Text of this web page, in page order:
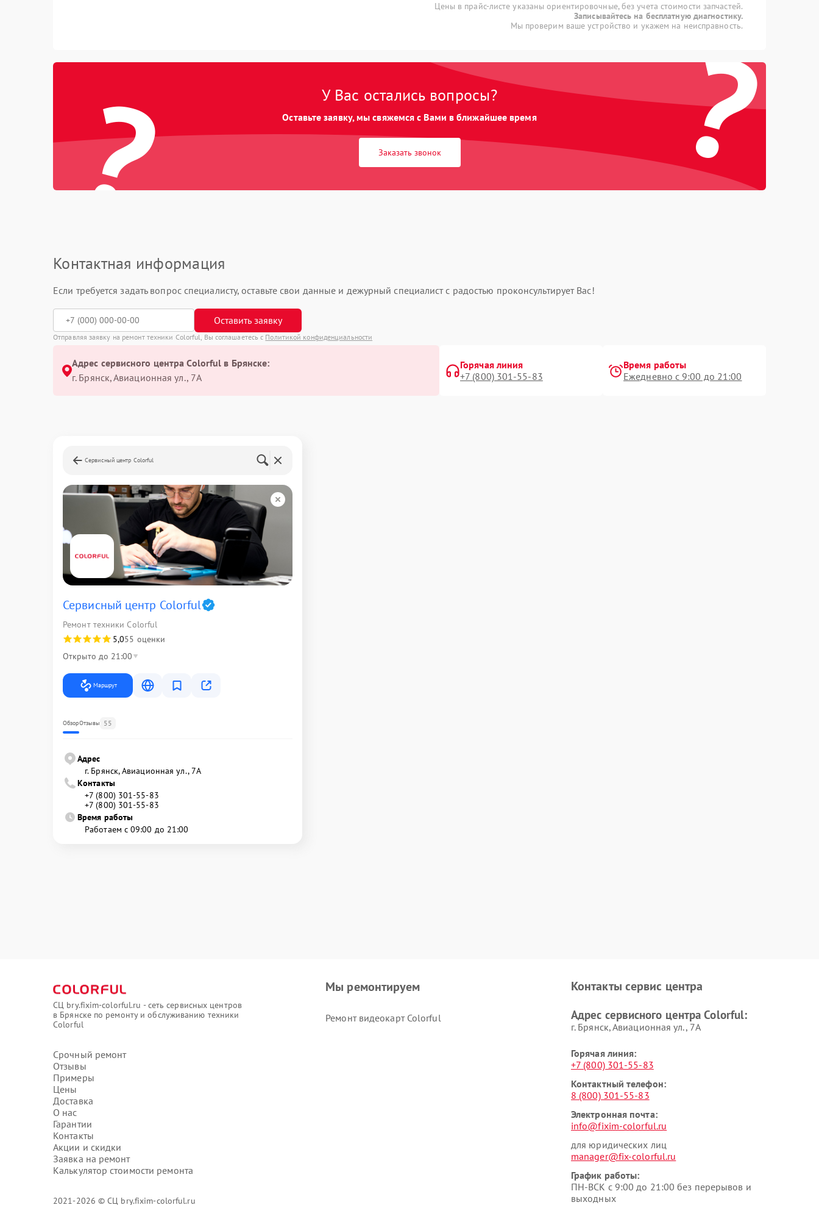
Цены в прайс-листе указаны ориентировочные, без учета стоимости запчастей.
Записывайтесь на бесплатную диагностику.
Мы проверим ваше устройство и укажем на неисправность.
? ?
У Вас остались вопросы?
Оставьте заявку, мы свяжемся с Вами в ближайшее время
Заказать звонок
Контактная информация
Если требуется задать вопрос специалисту, оставьте свои данные и дежурный специалист с радостью проконсультирует Вас!
Оставить заявку
Отправляя заявку на ремонт техники Colorful, Вы соглашаетесь с Политикой конфиденциальности
Адрес сервисного центра Colorful в Брянске:
г. Брянск, Авиационная ул., 7А
Горячая линия
+7 (800) 301-55-83
Время работы
Ежедневно с 9:00 до 21:00
Сервисный центр Colorful
Сервисный центр Colorful
Ремонт техники Colorful
5,055 оценки
Открыто до 21:00
Маршрут
ОбзорОтзывы 55
Адрес
г. Брянск, Авиационная ул., 7А
Контакты
+7 (800) 301-55-83
+7 (800) 301-55-83
Время работы
Работаем с 09:00 до 21:00
СЦ bry.fixim-colorful.ru - сеть сервисных центров
в Брянске по ремонту и обслуживанию техники
Colorful
Срочный ремонт
Отзывы
Примеры
Цены
Доставка
О нас
Гарантии
Контакты
Акции и скидки
Заявка на ремонт
Калькулятор стоимости ремонта
2021-2026 © СЦ bry.fixim-colorful.ru
Мы ремонтируем
Ремонт видеокарт Colorful
Контакты сервис центра
Адрес сервисного центра Colorful:
г. Брянск, Авиационная ул., 7А
Горячая линия:
+7 (800) 301-55-83
Контактный телефон:
8 (800) 301-55-83
Электронная почта:
info@fixim-colorful.ru
для юридических лиц
manager@fix-colorful.ru
График работы:
ПН-ВСК с 9:00 до 21:00 без перерывов и
выходных